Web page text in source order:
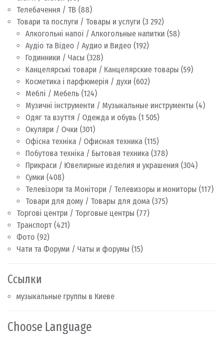
Телебачення / ТВ (88)
Товари та послуги / Товары и услуги (3 292)
Алкогольні напої / Алкогольные напитки (58)
Аудіо та Відео / Аудио и Видео (192)
Годинники / Часы (328)
Канцелярські товари / Канцелярские товары (59)
Косметика і парфюмерія / духи (602)
Меблі / Мебель (124)
Музичні інструменти / Музыкальные инструменты (4)
Одяг та взуття / Одежда и обувь (1 505)
Окуляри / Очки (301)
Офісна техніка / Офисная техника (115)
Побутова техніка / Бытовая техника (378)
Прикраси / Ювелирные изделия и украшения (304)
Сумки (408)
Телевізори та Монітори / Телевизоры и мониторы (117)
Товари для дому / Товары для дома (375)
Торгові центри / Торговые центры (77)
Транспорт (421)
Фото (92)
Чати та Форуми / Чаты и форумы (15)
Ссылки
музыкальные группы в Киеве
Choose Language